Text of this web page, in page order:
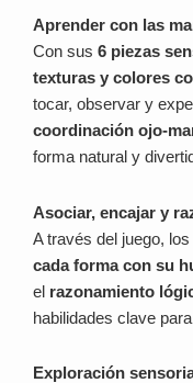
Aprender con las
Con sus 6 piezas
texturas y colores
tocar, observar y
coordinación ojo-
forma natural y
Asociar, encajar y
A través del juego,
cada forma con su
el razonamiento
habilidades clave
Exploración